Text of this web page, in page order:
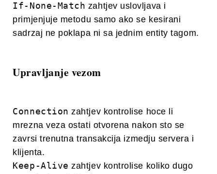
If-None-Match zahtjev uslovljava i
primjenjuje metodu samo ako se kesirani
sadrzaj ne poklapa ni sa jednim entity tagom.
Upravljanje vezom
Connection zahtjev kontrolise hoce li
mrezna veza ostati otvorena nakon sto se
zavrsi trenutna transakcija izmedju servera i
klijenta.
Keep-Alive zahtjev kontrolise koliko dugo